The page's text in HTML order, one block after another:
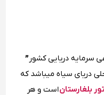
سرمایه دریایی کشور ”
دریای سیاه میباشد که
تور بلغارستاناست و هر